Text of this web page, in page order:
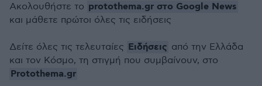
Ακολουθήστε το protothema.gr στο Google News
και μάθετε πρώτοι όλες τις ειδήσεις
Δείτε όλες τις τελευταίες Ειδήσεις από την Ελλάδα
και τον Κόσμο, τη στιγμή που συμβαίνουν, στο
Protothema.gr